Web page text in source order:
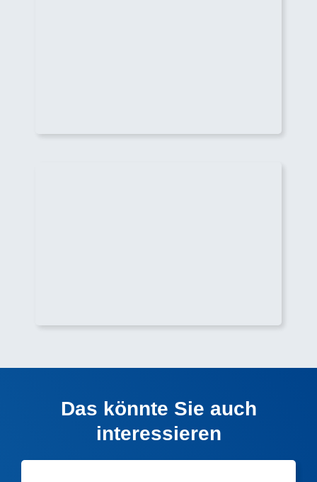
Das könnte Sie auch
interessieren